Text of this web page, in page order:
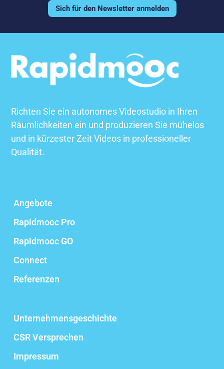
Sich für den Newsletter anmelden
Richten Sie ein autonomes Videostudio in Ihren
Räumlichkeiten ein und produzieren Sie mühelos
und in kürzester Zeit Videos in professioneller
Qualität.
Angebote
Rapidmooc Pro
Rapidmooc GO
Connect
Referenzen
Unternehmensgeschichte
CSR Versprechen
Impressum